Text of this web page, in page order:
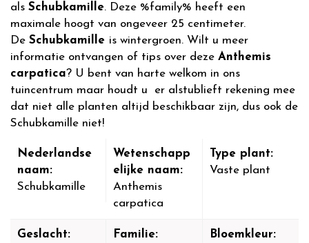
als Schubkamille. Deze %family% heeft een
maximale hoogt van ongeveer 25 centimeter.
De Schubkamille is wintergroen. Wilt u meer
informatie ontvangen of tips over deze Anthemis
carpatica? U bent van harte welkom in ons
tuincentrum maar houdt u er alstublieft rekening mee
dat niet alle planten altijd beschikbaar zijn, dus ook de
Schubkamille niet!
Nederlandse
naam:
Schubkamille
Wetenschapp
elijke naam:
Anthemis
carpatica
Type plant:
Vaste plant
Geslacht:
Familie:
Bloemkleur: